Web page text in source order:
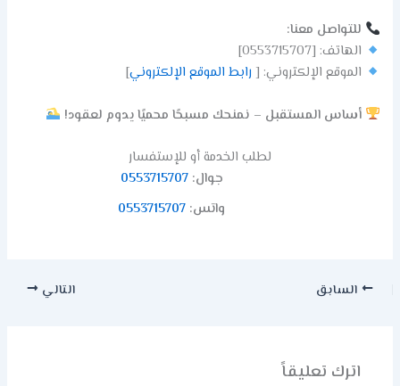
للتواصل معنا:
الهاتف: [0553715707]
الموقع الإلكتروني: [ رابط الموقع الإلكتروني]
أساس المستقبل – نمنحك مسبحًا محميًا يدوم لعقود!
لطلب الخدمة أو للإستفسار
جوال:0553715707
واتس: 0553715707
السابق التالي
اترك تعليقاً